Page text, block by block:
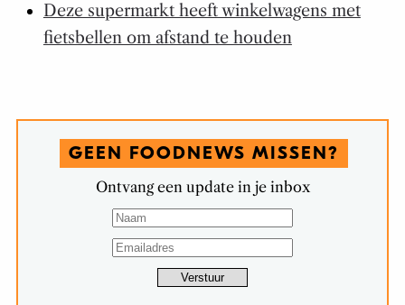
Deze supermarkt heeft winkelwagens met
fietsbellen om afstand te houden
GEEN FOODNEWS MISSEN?
Ontvang een update in je inbox